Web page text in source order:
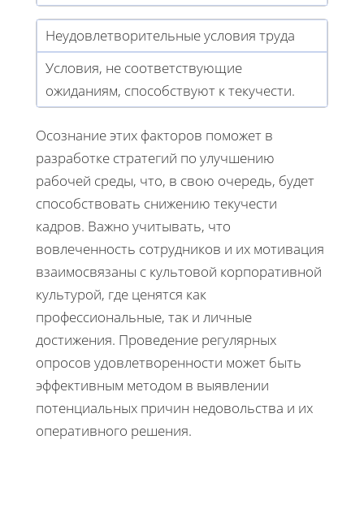
Неудовлетворительные условия труда
Условия, не соответствующие
ожиданиям, способствуют к текучести.
Осознание этих факторов поможет в
разработке стратегий по улучшению
рабочей среды, что, в свою очередь, будет
способствовать снижению текучести
кадров. Важно учитывать, что
вовлеченность сотрудников и их мотивация
взаимосвязаны с культовой корпоративной
культурой, где ценятся как
профессиональные, так и личные
достижения. Проведение регулярных
опросов удовлетворенности может быть
эффективным методом в выявлении
потенциальных причин недовольства и их
оперативного решения.